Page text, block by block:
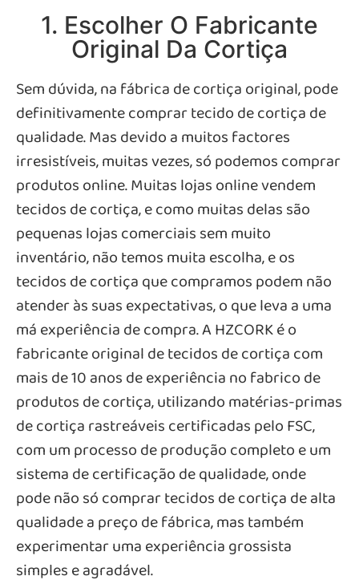
1. Escolher O Fabricante
Original Da Cortiça
Sem dúvida, na fábrica de cortiça original, pode
definitivamente comprar tecido de cortiça de
qualidade. Mas devido a muitos factores
irresistíveis, muitas vezes, só podemos comprar
produtos online. Muitas lojas online vendem
tecidos de cortiça, e como muitas delas são
pequenas lojas comerciais sem muito
inventário, não temos muita escolha, e os
tecidos de cortiça que compramos podem não
atender às suas expectativas, o que leva a uma
má experiência de compra. A HZCORK é o
fabricante original de tecidos de cortiça com
mais de 10 anos de experiência no fabrico de
produtos de cortiça, utilizando matérias-primas
de cortiça rastreáveis certificadas pelo FSC,
com um processo de produção completo e um
sistema de certificação de qualidade, onde
pode não só comprar tecidos de cortiça de alta
qualidade a preço de fábrica, mas também
experimentar uma experiência grossista
simples e agradável.